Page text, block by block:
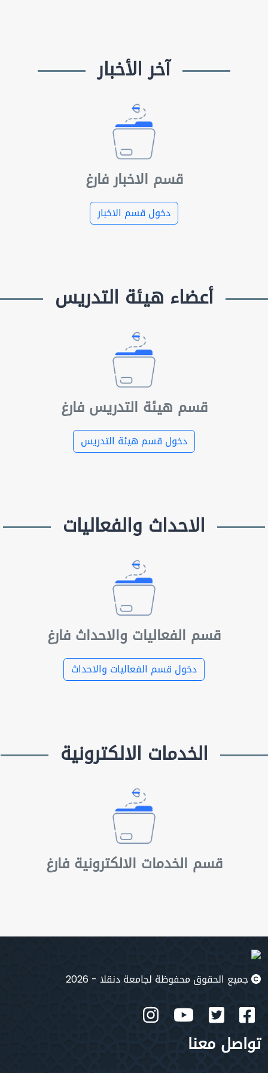
آخر الأخبار
قسم الاخبار فارغ
دخول قسم الاخبار
أعضاء هيئة التدريس
قسم هيئة التدريس فارغ
دخول قسم هيئة التدريس
الاحداث والفعاليات
قسم الفعاليات والاحداث فارغ
دخول قسم الفعاليات والاحداث
الخدمات الالكترونية
قسم الخدمات الالكترونية فارغ
جميع الحقوق محفوظة لجامعة دنقلا - 2026
تواصل معنا